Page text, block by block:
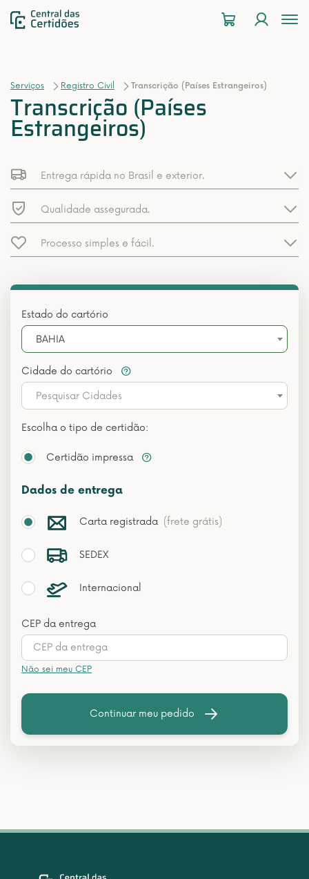
Serviços Registro Civil Transcrição (Países Estrangeiros)
Transcrição (Países
Estrangeiros)
Entrega rápida no Brasil e exterior.
Qualidade assegurada.
Processo simples e fácil.
Estado do cartório
BAHIA
Cidade do cartório
Pesquisar Cidades
Escolha o tipo de certidão:
Certidão impressa
Dados de entrega
Carta registrada (frete grátis)
SEDEX
Internacional
CEP da entrega
Não sei meu CEP
Continuar meu pedido